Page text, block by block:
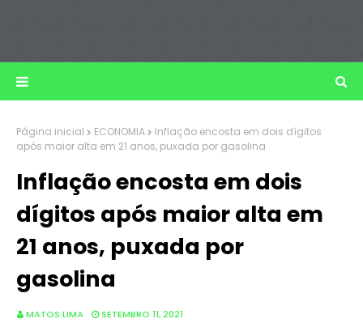
Página inicial ECONOMIA
Inflação encosta em dois dígitos
após maior alta em 21 anos, puxada por gasolina
Inflação encosta em dois
dígitos após maior alta em
21 anos, puxada por
gasolina
MATOS LIMA SETEMBRO 11, 2021